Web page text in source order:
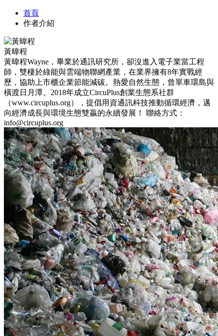
首頁
作者介紹
黃暐程
黃暐程Wayne，畢業於通訊研究所，卻沒進入電子業當工程
師，雙棲於綠能與雲端物聯網產業，在業界擁有8年實戰經
歷，協助上市櫃企業節能減碳。熱愛自然生態，曾單⾞環島與
橫渡⽇⽉潭。2018年成立CircuPlus創業生態系社群
（www.circuplus.org），提倡用資通訊科技推動循環經濟，邁
向經濟成長與環境生態雙贏的永續發展！ 聯絡方式：
info@circuplus.org